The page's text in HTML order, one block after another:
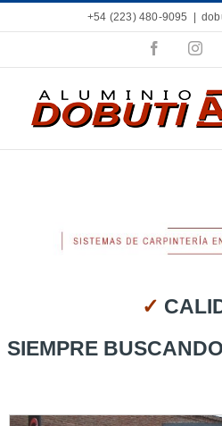
al
+54 (223) 480-9095
Facebook
✓
SIEMPRE